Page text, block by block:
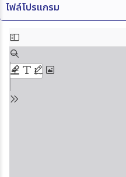
ไฟล์โปรแกรม